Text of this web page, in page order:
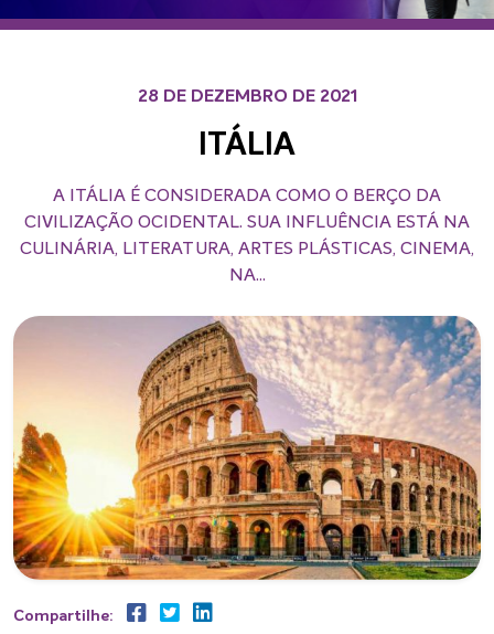
28 DE DEZEMBRO DE 2021
ITÁLIA
A ITÁLIA É CONSIDERADA COMO O BERÇO DA
CIVILIZAÇÃO OCIDENTAL. SUA INFLUÊNCIA ESTÁ NA
CULINÁRIA, LITERATURA, ARTES PLÁSTICAS, CINEMA,
NA...
Compartilhe: